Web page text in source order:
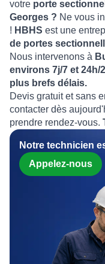
votre porte
Georges ? Ne vous
! HBHS est une
de portes
Nous intervenons à
environs 7j/7 et
plus brefs délais.
Devis gratuit et sans
contacter dès
prendre rendez-vous.
Notre technicien
Appelez-nous